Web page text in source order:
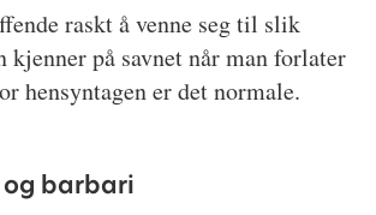
raskt å venne seg til slik
kjenner på savnet når man forlater
hensyntagen er det normale.
barbari